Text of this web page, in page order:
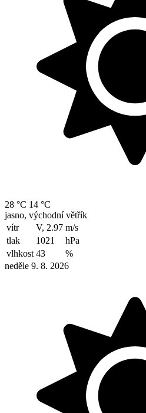
28 °C 14 °C
jasno, východní větřík
vítr
V, 2.97 m/s
tlak
1021
hPa
vlhkost 43
%
neděle 9. 8. 2026